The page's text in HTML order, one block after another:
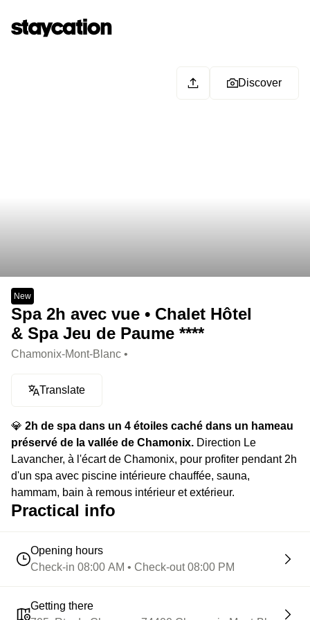
Discover
New
Spa 2h avec vue • Chalet Hôtel
& Spa Jeu de Paume ****
Chamonix-Mont-Blanc •
Translate
💎 2h de spa dans un 4 étoiles caché dans un hameau
préservé de la vallée de Chamonix. Direction Le
Lavancher, à l'écart de Chamonix, pour profiter pendant 2h
d'un spa avec piscine intérieure chauffée, sauna,
hammam, bain à remous intérieur et extérieur.
Practical info
Opening hours
Check-in 08:00 AM • Check-out 08:00 PM
Getting there